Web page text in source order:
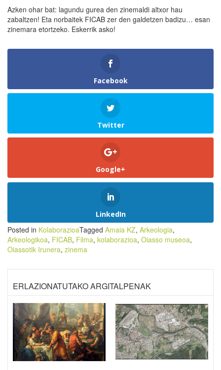
Azken ohar bat: lagundu gurea den zinemaldi altxor hau
zabaltzen! Eta norbaitek FICAB zer den galdetzen badizu… esan
zinemara etortzeko. Eskerrik asko!
Facebook
Twitter
Google+
LinkedIn
Posted in KolaborazioaTagged Amaia KZ, Arkeologia,
Arkeologikoa, FICAB, Filma, kolaborazioa, Oiasso museoa,
Oiassotik Irunera, zinema
ERLAZIONATUTAKO ARGITALPENAK